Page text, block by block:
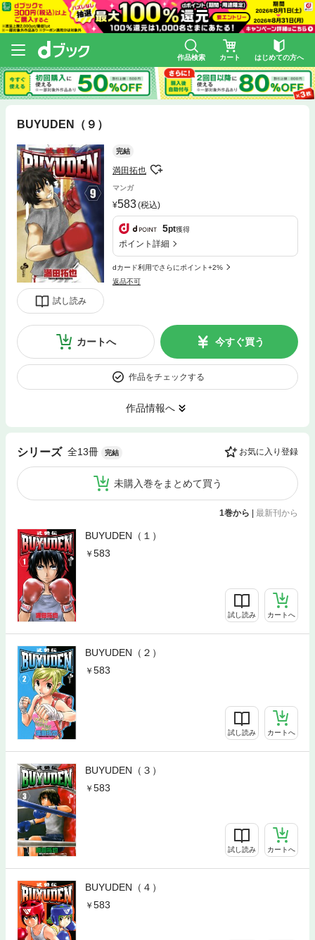
作品検索 カート はじめての方へ
BUYUDEN（９）
試し読み
完結
満田拓也
マンガ
583(税込)
5pt獲得
ポイント詳細
dカード利用でさらにポイント+2%
返品不可
カートへ 今すぐ買う
作品をチェックする
作品情報へ
シリーズ 全13冊 完結 お気に入り登録
未購入巻をまとめて買う
1巻から 最新刊から
BUYUDEN（１）
583
試し読み カートへ
BUYUDEN（２）
583
試し読み カートへ
BUYUDEN（３）
583
試し読み カートへ
BUYUDEN（４）
583